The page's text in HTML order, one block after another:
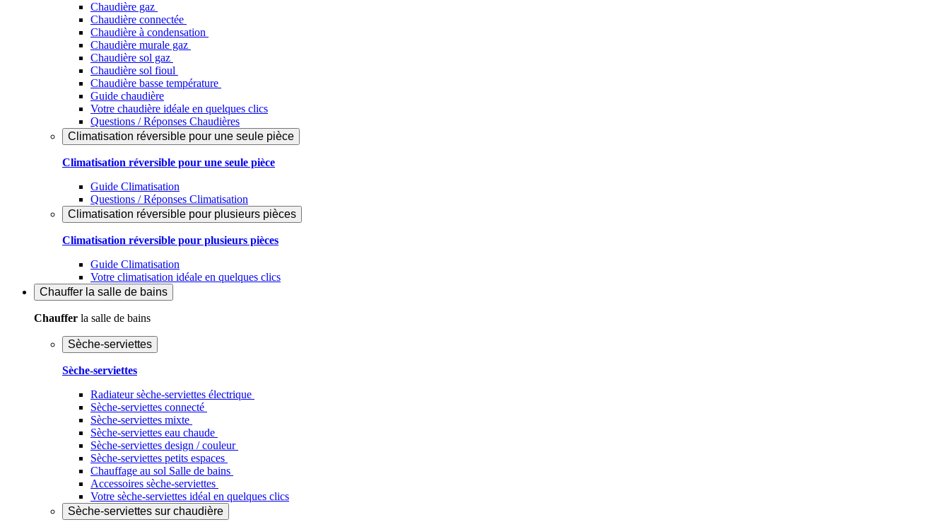
Chaudière gaz
Chaudière connectée
Chaudière à condensation
Chaudière murale gaz
Chaudière sol gaz
Chaudière sol fioul
Chaudière basse température
Guide chaudière
Votre chaudière idéale en quelques clics
Questions / Réponses Chaudières
Climatisation réversible pour une seule pièce
Climatisation réversible pour une seule pièce
Guide Climatisation
Questions / Réponses Climatisation
Climatisation réversible pour plusieurs pièces
Climatisation réversible pour plusieurs pièces
Guide Climatisation
Votre climatisation idéale en quelques clics
Chauffer la salle de bains
Chauffer la salle de bains
Sèche-serviettes
Sèche-serviettes
Radiateur sèche-serviettes électrique
Sèche-serviettes connecté
Sèche-serviettes mixte
Sèche-serviettes eau chaude
Sèche-serviettes design / couleur
Sèche-serviettes petits espaces
Chauffage au sol Salle de bains
Accessoires sèche-serviettes
Votre sèche-serviettes idéal en quelques clics
Sèche-serviettes sur chaudière